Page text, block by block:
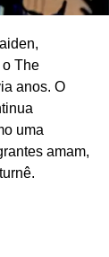
então
ano,
a
DO LOCAL
morreu
até hoje), o
The
anos. O
uma
amam,